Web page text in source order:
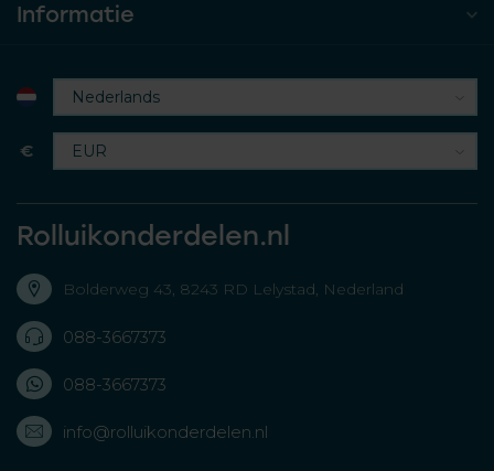
Informatie
€
Rolluikonderdelen.nl
Bolderweg 43, 8243 RD Lelystad, Nederland
088-3667373
088-3667373
info@rolluikonderdelen.nl